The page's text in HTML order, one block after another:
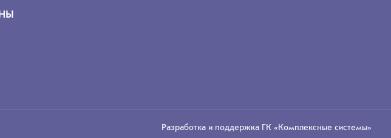
Разработка и поддержка ГК «Комплексные системы»